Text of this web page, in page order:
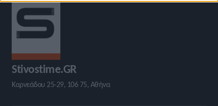
Stivostime.GR
Καρνεάδου 25-29, 106 75, Αθήνα